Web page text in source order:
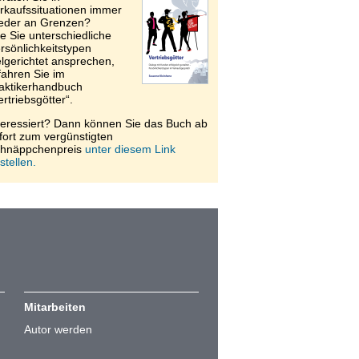
immer
an Grenzen?
Sie unterschiedliche
ansprechen,
Sie im
Dann können Sie das Buch ab
zum vergünstigten
unter diesem Link
Mitarbeiten
Autor werden